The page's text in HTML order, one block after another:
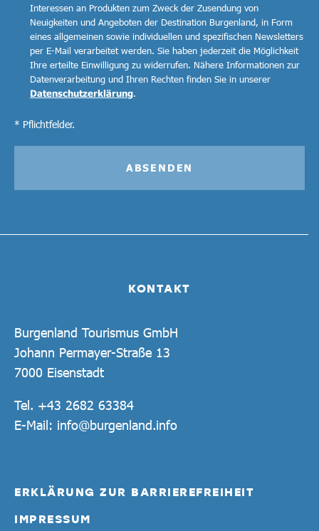
KONTAKT
Burgenland Tourismus GmbH
Johann Permayer-Straße 13
7000 Eisenstadt
Tel. +43 2682 63384
E-Mail: info@burgenland.info
ERKLÄRUNG ZUR BARRIEREFREIHEIT
IMPRESSUM
Interessen an Produkten zum Zweck der Zusendung von
Neuigkeiten und Angeboten der Destination Burgenland, in Form
eines allgemeinen sowie individuellen und spezifischen Newsletters
per E-Mail verarbeitet werden. Sie haben jederzeit die Möglichkeit
Ihre erteilte Einwilligung zu widerrufen. Nähere Informationen zur
Datenverarbeitung und Ihren Rechten finden Sie in unserer
Datenschutzerklärung.
* Pflichtfelder.
ABSENDEN